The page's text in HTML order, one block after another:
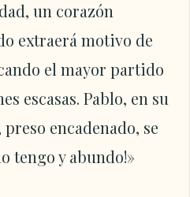
un corazón
extraerá motivo de
el mayor partido
escasas. Pablo, en su
encadenado, se
tengo y abundo!»